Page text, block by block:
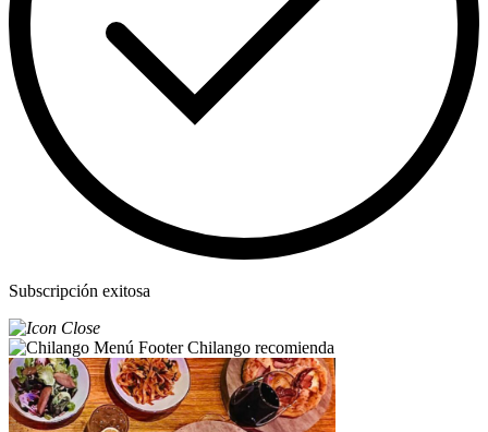
Subscripción exitosa
Chilango recomienda